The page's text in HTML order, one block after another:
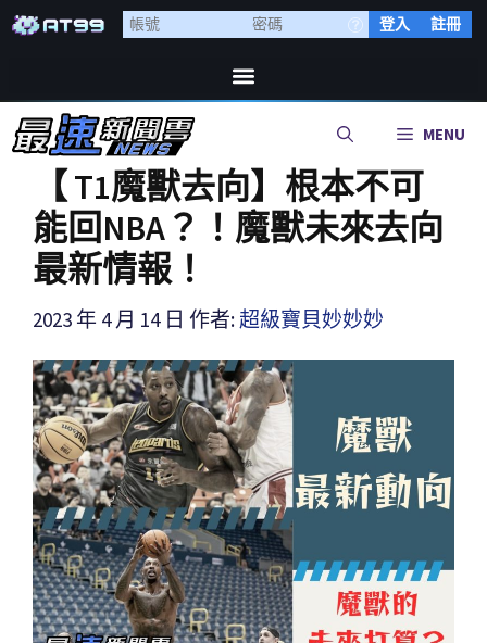
登入 註冊
MENU
【 T1魔獸去向】根本不可
能回NBA？！魔獸未來去向
最新情報！
2023 年 4 月 14 日 作者: 超級寶貝妙妙妙